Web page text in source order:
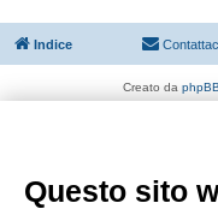
Indice
Creato da phpBB
Questo sito